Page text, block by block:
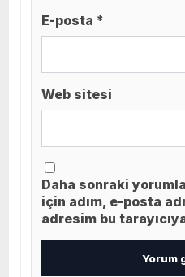
E-posta *
Web sitesi
Daha sonraki
için adım, e-posta
adresim bu